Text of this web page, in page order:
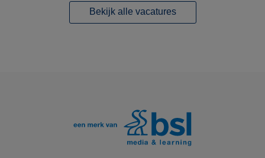
Bekijk alle vacatures